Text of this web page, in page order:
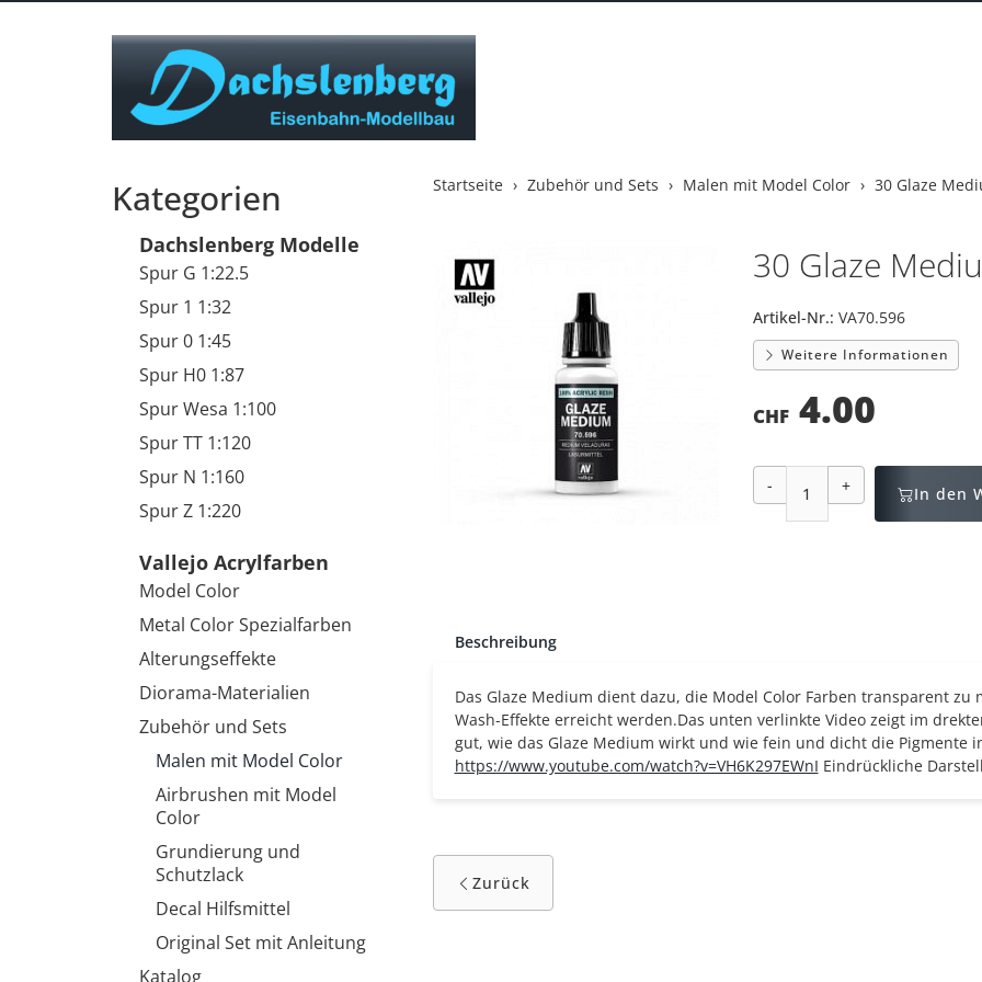
Startseite Zubehör und Sets Malen mit Model Color 30 Glaze
30 Glaze
Artikel-Nr.: VA70.596
Weitere Informationen
CHF 4.00
- + In den
Beschreibung
Das Glaze Medium dient dazu, die Model Color Farben transparent
Wash-Effekte erreicht werden.Das unten verlinkte Video zeigt im
gut, wie das Glaze Medium wirkt und wie fein und dicht die Pigmente
https://www.youtube.com/watch?v=VH6K297EWnI Eindrückliche
Zurück
Kategorien
Dachslenberg Modelle
Spur G 1:22.5
Spur 1 1:32
Spur 0 1:45
Spur H0 1:87
Spur Wesa 1:100
Spur TT 1:120
Spur N 1:160
Spur Z 1:220
Vallejo Acrylfarben
Model Color
Metal Color Spezialfarben
Alterungseffekte
Diorama-Materialien
Zubehör und Sets
Malen mit Model Color
Airbrushen mit Model
Color
Grundierung und
Schutzlack
Decal Hilfsmittel
Original Set mit Anleitung
Katalog